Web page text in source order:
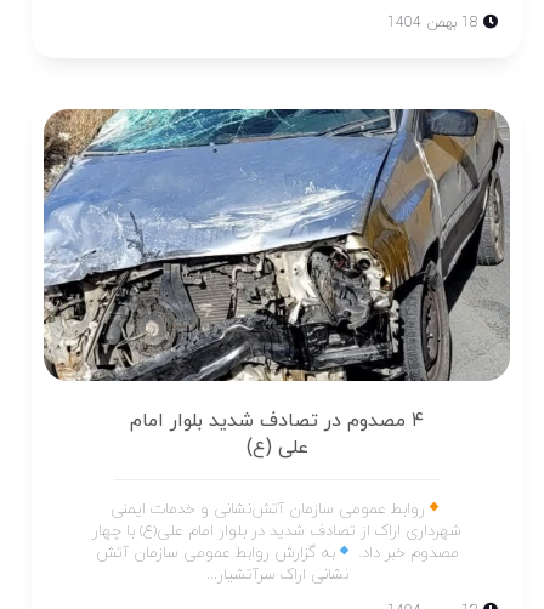
18 بهمن 1404
۴ مصدوم در تصادف شدید بلوار امام
علی (ع)
روابط عمومی سازمان آتش‌نشانی و خدمات ایمنی
شهرداری اراک از تصادف شدید در بلوار امام علی(ع) با چهار
مصدوم خبر داد.
به گزارش روابط عمومی سازمان آتش
نشانی اراک سرآتشیار...